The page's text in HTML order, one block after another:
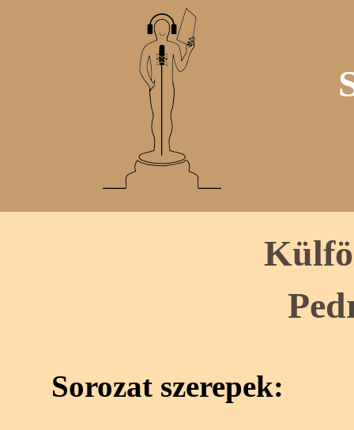
Sorozat szerepek: